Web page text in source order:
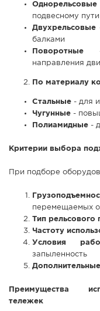
Однорельсовые
подвесному пути
Двухрельсовые
балками
Поворотные -
направления
По материалу
Стальные - для
Чугунные -
Полиамидные -
Критерии выбора
При подборе
перемещаемых
Тип рельсового
Частоту
Условия
запыленность
Преимущества
тележек